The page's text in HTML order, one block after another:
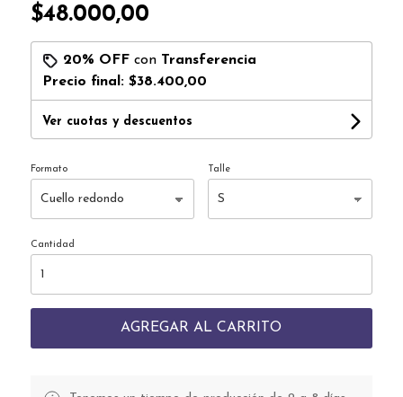
$48.000,00
20% OFFcon Transferencia
Precio final: $38.400,00
Ver cuotas y descuentos
Formato Talle
Cantidad
AGREGAR AL CARRITO